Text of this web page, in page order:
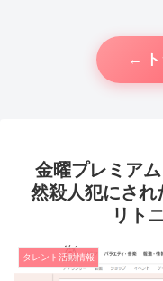
← ト
金曜プレミア
然殺人犯にされ
リト
タレント活動情報